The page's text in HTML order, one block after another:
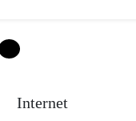
Internet